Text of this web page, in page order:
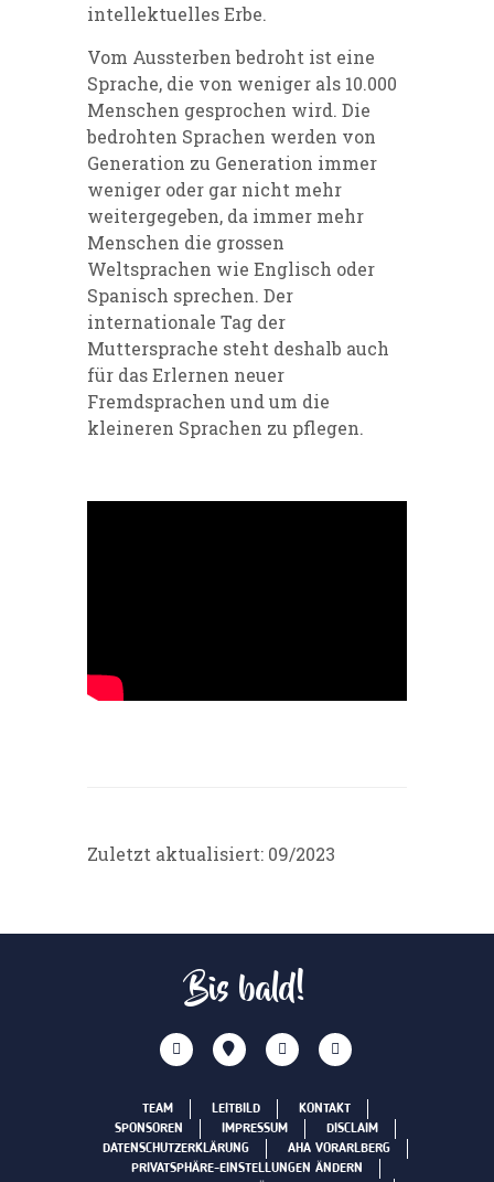
intellektuelles Erbe.
Vom Aussterben bedroht ist eine
Sprache, die von weniger als 10.000
Menschen gesprochen wird. Die
bedrohten Sprachen werden von
Generation zu Generation immer
weniger oder gar nicht mehr
weitergegeben, da immer mehr
Menschen die grossen
Weltsprachen wie Englisch oder
Spanisch sprechen. Der
internationale Tag der
Muttersprache steht deshalb auch
für das Erlernen neuer
Fremdsprachen und um die
kleineren Sprachen zu pflegen.
Zuletzt aktualisiert: 09/2023
Bis bald!
TEAM LEITBILD
KONTAKT
SPONSOREN
IMPRESSUM
DISCLAIM
DATENSCHUTZERKLÄRUNG
AHA VORARLBERG
PRIVATSPHÄRE-EINSTELLUNGEN ÄNDERN